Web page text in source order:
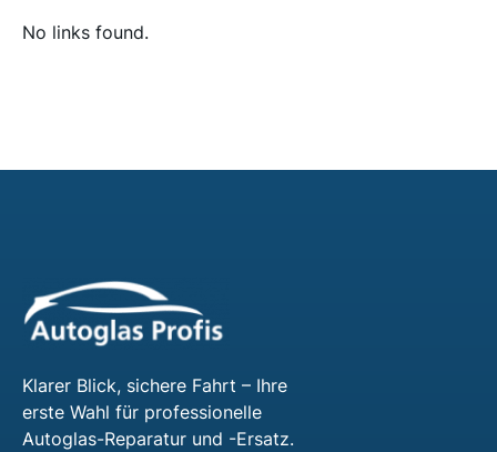
No links found.
Klarer Blick, sichere Fahrt – Ihre
erste Wahl für professionelle
Autoglas-Reparatur und -Ersatz.